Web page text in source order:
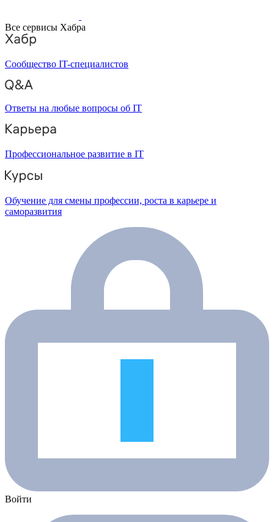
Все сервисы Хабра
Сообщество IT-специалистов
Ответы на любые вопросы об IT
Профессиональное развитие в IT
Обучение для смены профессии, роста в карьере и
саморазвития
Войти